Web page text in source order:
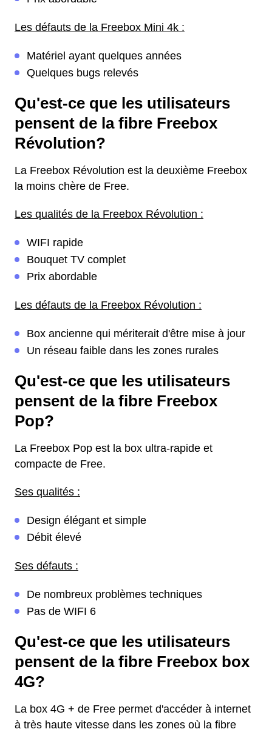
Les défauts de la Freebox Mini 4k :
Matériel ayant quelques années
Quelques bugs relevés
Qu'est-ce que les utilisateurs
pensent de la fibre Freebox
Révolution?
La Freebox Révolution est la deuxième Freebox
la moins chère de Free.
Les qualités de la Freebox Révolution :
WIFI rapide
Bouquet TV complet
Prix abordable
Les défauts de la Freebox Révolution :
Box ancienne qui mériterait d'être mise à jour
Un réseau faible dans les zones rurales
Qu'est-ce que les utilisateurs
pensent de la fibre Freebox
Pop?
La Freebox Pop est la box ultra-rapide et
compacte de Free.
Ses qualités :
Design élégant et simple
Débit élevé
Ses défauts :
De nombreux problèmes techniques
Pas de WIFI 6
Qu'est-ce que les utilisateurs
pensent de la fibre Freebox box
4G?
La box 4G + de Free permet d'accéder à internet
à très haute vitesse dans les zones où la fibre